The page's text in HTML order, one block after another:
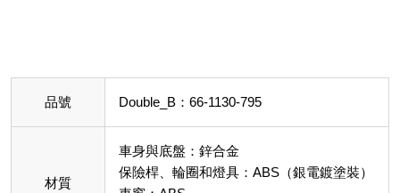
品號 Double_B：66-1130-795
材質
車身與底盤：鋅合金
保險桿、輪圈和燈具：ABS（銀電鍍塗裝）